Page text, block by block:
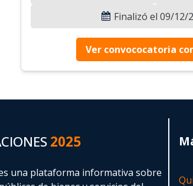
Finalizó el 09/12/
Ver convococatoria
2025
una plataforma informativa sobre